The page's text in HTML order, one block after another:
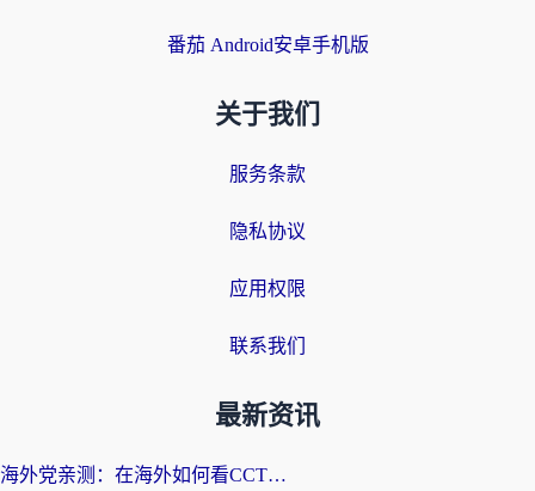
番茄 Android安卓手机版
关于我们
服务条款
隐私协议
应用权限
联系我们
最新资讯
海外党亲测：在海外如何看CCTV？告别“仅限大陆播放”的实用指南